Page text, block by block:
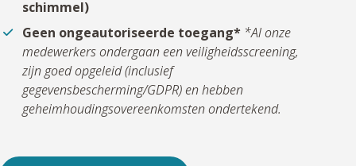
schimmel)
Geen ongeautoriseerde toegang* *Al onze
medewerkers ondergaan een veiligheidsscreening,
zijn goed opgeleid (inclusief
gegevensbescherming/GDPR) en hebben
geheimhoudingsovereenkomsten ondertekend.